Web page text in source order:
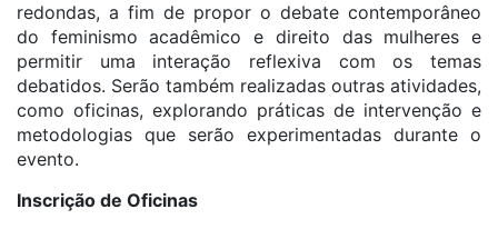
redondas, a fim de propor o debate contemporâneo
do feminismo acadêmico e direito das mulheres e
permitir uma interação reflexiva com os temas
debatidos. Serão também realizadas outras atividades,
como oficinas, explorando práticas de intervenção e
metodologias que serão experimentadas durante o
evento.
Inscrição de Oficinas